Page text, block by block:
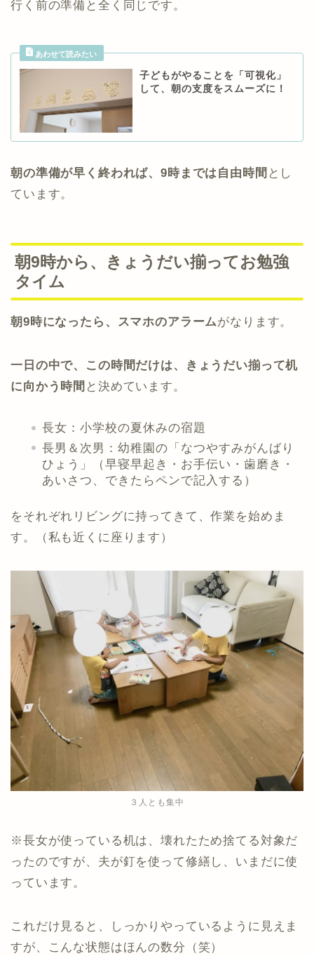
行く前の準備と全く同じです。
子どもがやることを「可視化」
して、朝の支度をスムーズに！
朝の準備が早く終われば、9時までは自由時間 とし
ています。
朝9時から、きょうだい揃ってお勉強
タイム
朝9時になったら、スマホのアラームがなります。
一日の中で、この時間だけは、きょうだい揃って机
に向かう時間 と決めています。
長女：小学校の夏休みの宿題
長男＆次男：幼稚園の「なつやすみがんばり
ひょう」（早寝早起き・お手伝い・歯磨き・
あいさつ、できたらペンで記入する）
をそれぞれリビングに持ってきて、作業を始めま
す。（私も近くに座ります）
３人とも集中
※長女が使っている机は、壊れたため捨てる対象だ
ったのですが、夫が釘を使って修繕し、いまだに使
っています。
これだけ見ると、しっかりやっているように見えま
すが、こんな状態はほんの数分（笑）